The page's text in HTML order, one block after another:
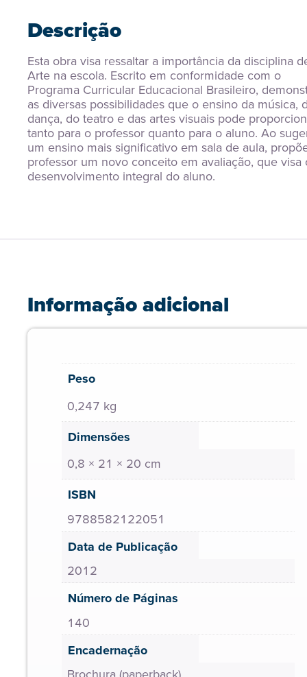
Descrição
Esta obra visa ressaltar a importância da disciplina
Arte na escola. Escrito em conformidade com o
Programa Curricular Educacional Brasileiro,
as diversas possibilidades que o ensino da música,
dança, do teatro e das artes visuais pode
tanto para o professor quanto para o aluno. Ao
um ensino mais significativo em sala de aula,
professor um novo conceito em avaliação, que visa
desenvolvimento integral do aluno.
Informação adicional
Peso
0,247 kg
Dimensões
0,8 × 21 × 20 cm
ISBN
9788582122051
Data de Publicação
2012
Número de Páginas
140
Encadernação